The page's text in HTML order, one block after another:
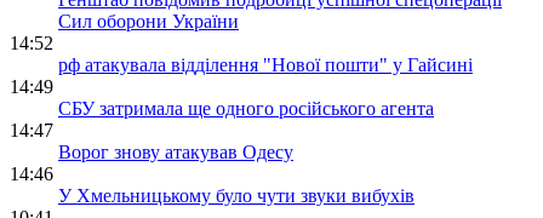
Сил оборони України
14:52
рф атакувала відділення "Нової пошти" у Гайсині
14:49
СБУ затримала ще одного російського агента
14:47
Ворог знову атакував Одесу
14:46
У Хмельницькому було чути звуки вибухів